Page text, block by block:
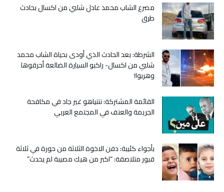
مصرع الشاب محمد عادل شلبي من اكسال بحادث
طرق
الشرطة: بعد الحادث الذي أودى بحياة الشاب محمد
شلبي من اكسال- راكبو السيارة الضالعة أحرقوها
وهربوا!
القائمة المشتركة: نتنياهو غير جاد في مكافحة
الجريمة والعنف في المجتمع العربي
بأجواء كئيبة: دفن الاخوة الثلاثة من حورة في ثلاثة
قبور متلاصقة: “اكبر من هيك مصيبة لم يحدث”